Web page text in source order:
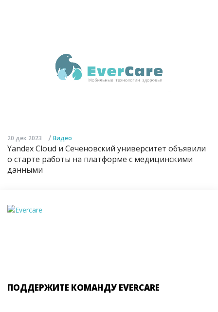
20 дек 2023 / Видео
Yandex Cloud и Сеченовский университет объявили
о старте работы на платформе с медицинскими
данными
ПОДДЕРЖИТЕ КОМАНДУ EVERCARE